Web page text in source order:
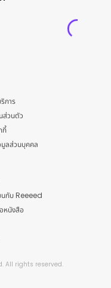
การ
ส่วนตัว
กี้
มูลส่วนบุคคล
นกับ Reeeed
หนังสือ
All rights reserved.